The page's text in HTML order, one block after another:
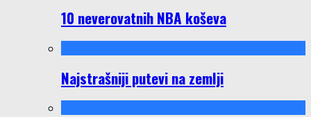
10 neverovatnih NBA koševa
Najstrašniji putevi na zemlji